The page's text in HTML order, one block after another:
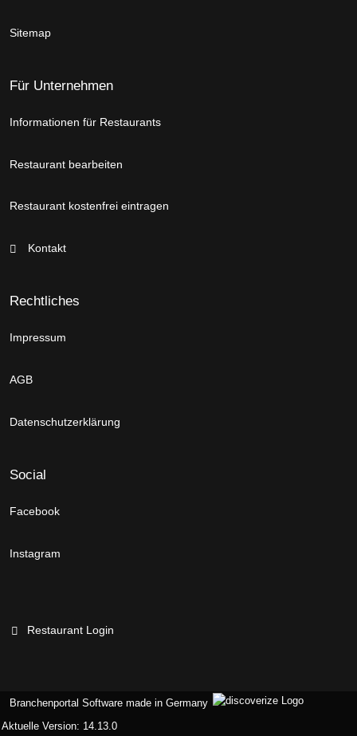
Sitemap
Für Unternehmen
Informationen für Restaurants
Restaurant bearbeiten
Restaurant kostenfrei eintragen
Kontakt
Rechtliches
Impressum
AGB
Datenschutzerklärung
Social
Facebook
Instagram
Restaurant Login
Branchenportal Software made in Germany
Aktuelle Version: 14.13.0